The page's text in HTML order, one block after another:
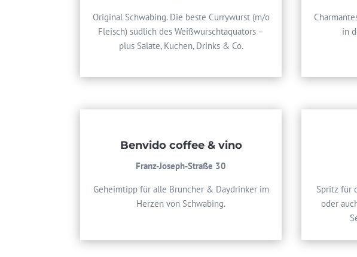
Original Schwabing. Die beste Currywurst (m/o
Fleisch) südlich des Weißwurschtäquators –
plus Salate, Kuchen, Drinks & Co.
in
Benvido coffee & vino
Franz-Joseph-Straße 30
Geheimtipp für alle Bruncher & Daydrinker im
Herzen von Schwabing.
Spritz für
oder